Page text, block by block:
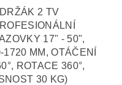
2 TV
17" - 50",
MM, OTÁČENÍ
ROTACE 360°,
30 KG)